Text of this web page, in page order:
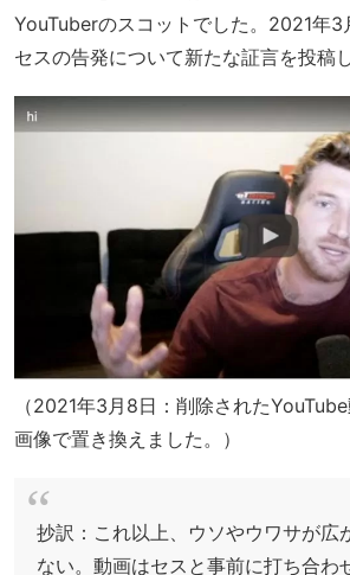
YouTuberのスコットでした。2021年
セスの告発について新たな証言を投稿
（2021年3月8日：削除された
画像で置き換えました。）
抄訳：これ以上、ウソやウワサが広
ない。動画はセスと事前に打ち合わ